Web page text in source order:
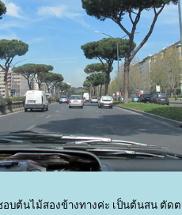
อบต้นไม้สองข้างทางค่ะ เป็นต้นสน ตัด